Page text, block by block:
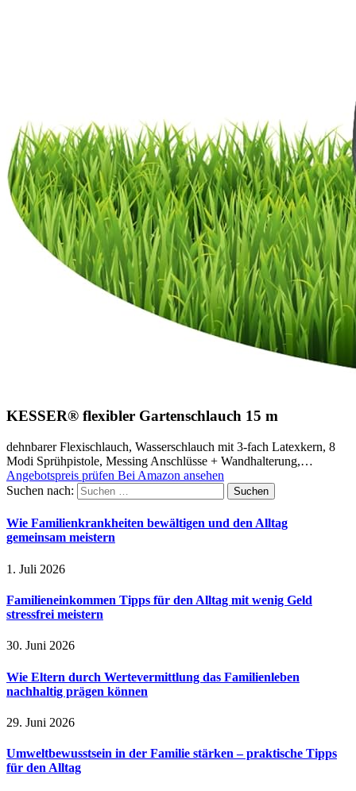
KESSER® flexibler Gartenschlauch 15 m
dehnbarer Flexischlauch, Wasserschlauch mit 3-fach Latexkern, 8
Modi Sprühpistole, Messing Anschlüsse + Wandhalterung,…
Angebotspreis prüfen Bei Amazon ansehen
Suchen nach:
Wie Familienkrankheiten bewältigen und den Alltag
gemeinsam meistern
1. Juli 2026
Familieneinkommen Tipps für den Alltag mit wenig Geld
stressfrei meistern
30. Juni 2026
Wie Eltern durch Wertevermittlung das Familienleben
nachhaltig prägen können
29. Juni 2026
Umweltbewusstsein in der Familie stärken – praktische Tipps
für den Alltag